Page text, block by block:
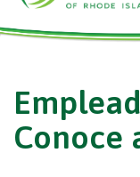
Conoce